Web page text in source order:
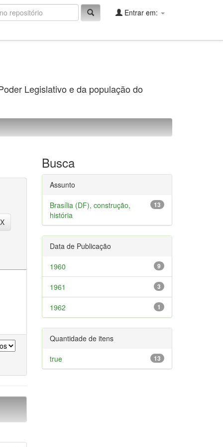
Entrar em:
Legislativo e da população do
Busca
Assunto
13
Brasília (DF), construção,
história
Data de Publicação
9
1960
3
1961
1
1962
Quantidade de itens
13
true